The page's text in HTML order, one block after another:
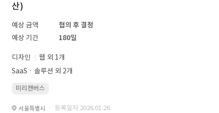
산)
예상 금액
협의 후 결정
예상 기간
180일
디자인
웹 외 1개
SaaSㆍ솔루션 외 2개
미리캔버스
서울특별시 · 등록일자 2026.01.26.